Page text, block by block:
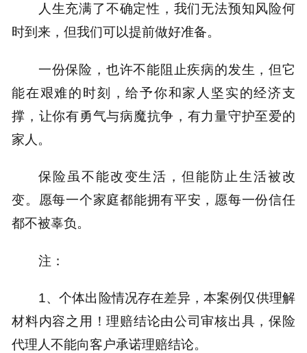
人生充满了不确定性，我们无法预知风险何
时到来，但我们可以提前做好准备。
一份保险，也许不能阻止疾病的发生，但它
能在艰难的时刻，给予你和家人坚实的经济支
撑，让你有勇气与病魔抗争，有力量守护至爱的
家人。
保险虽不能改变生活，但能防止生活被改
变。愿每一个家庭都能拥有平安，愿每一份信任
都不被辜负。
注：
1、个体出险情况存在差异，本案例仅供理解
材料内容之用！理赔结论由公司审核出具，保险
代理人不能向客户承诺理赔结论。